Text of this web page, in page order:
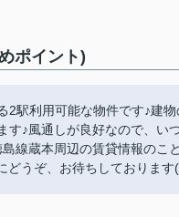
ポイント)
2駅利用可能な物件です♪建
す♪風通しが良好なので、
線蔵本周辺の賃貸情報の
どうぞ、お待ちしております